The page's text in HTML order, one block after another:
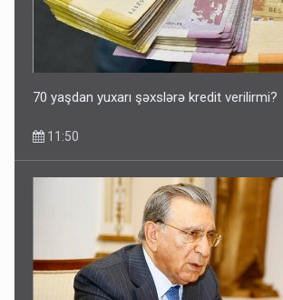
70 yaşdan yuxarı şəxslərə kredit verilirmi?
11:50